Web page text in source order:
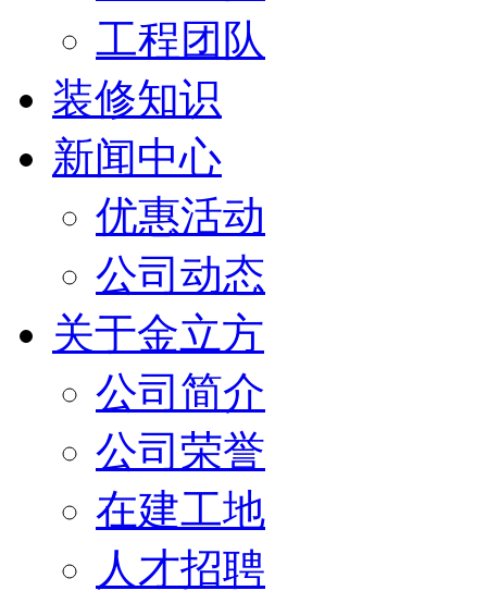
工程团队
装修知识
新闻中心
优惠活动
公司动态
关于金立方
公司简介
公司荣誉
在建工地
人才招聘